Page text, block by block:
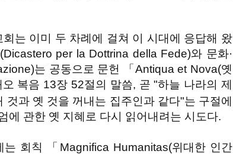
는 이미 두 차례에 걸쳐 이 시대에 응답해 왔
per la Dottrina della Fede)와 문화·
는 공동으로 문헌 「Antiqua et Nova(옛
복음 13장 52절의 말씀, 곧 "하늘 나라의 제
과 옛 것을 꺼내는 집주인과 같다"는 구절에
에 관한 옛 지혜로 다시 읽어내려는 시도다.
회칙 「Magnifica Humanitas(위대한 인간